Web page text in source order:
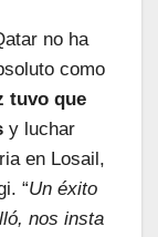
no ha
como
tuvo que
y luchar
en Losail,
“Un éxito
nos insta